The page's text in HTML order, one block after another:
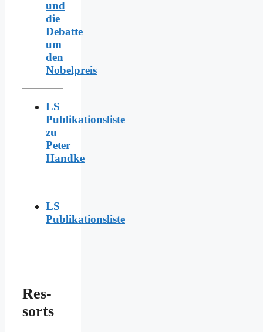
und
die
Debatte
um
den
Nobelpreis
LS
Publikationsliste
zu
Peter
Handke
LS
Publikationsliste
Res­
sorts